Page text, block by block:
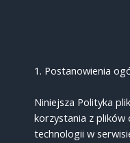
1. Postanowienia
Niniejsza Polityka
korzystania z plików
technologii w